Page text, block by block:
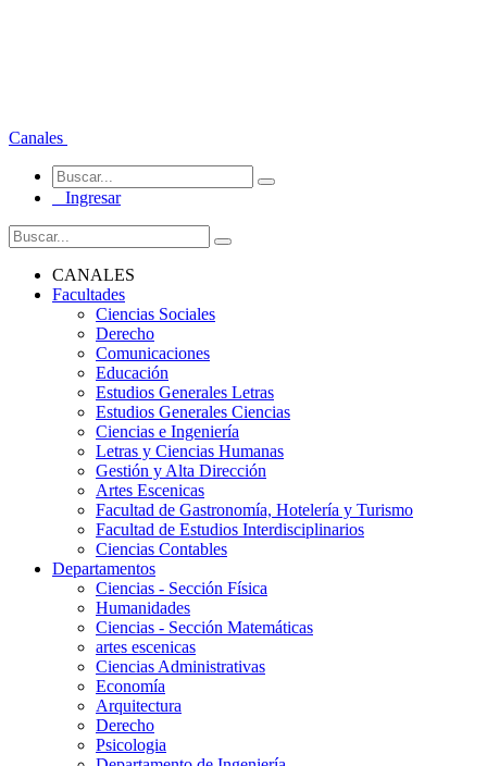
Canales
Ingresar
CANALES
Facultades
Ciencias Sociales
Derecho
Comunicaciones
Educación
Estudios Generales Letras
Estudios Generales Ciencias
Ciencias e Ingeniería
Letras y Ciencias Humanas
Gestión y Alta Dirección
Artes Escenicas
Facultad de Gastronomía, Hotelería y Turismo
Facultad de Estudios Interdisciplinarios
Ciencias Contables
Departamentos
Ciencias - Sección Física
Humanidades
Ciencias - Sección Matemáticas
artes escenicas
Ciencias Administrativas
Economía
Arquitectura
Derecho
Psicologia